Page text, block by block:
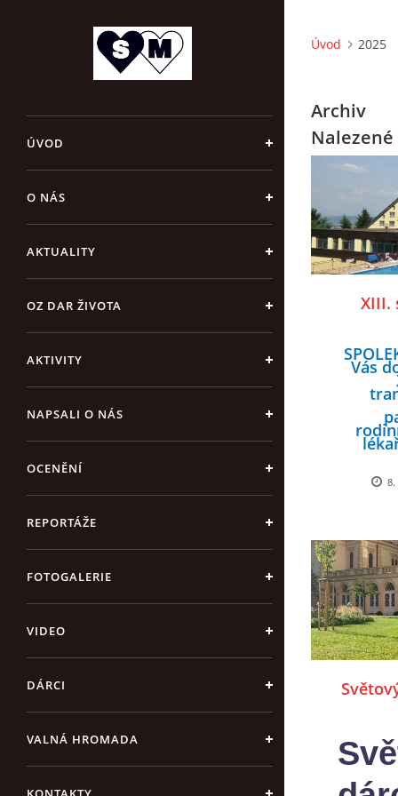
ÚVOD
O NÁS
AKTUALITY
OZ DAR ŽIVOTA
AKTIVITY
NAPSALI O NÁS
OCENĚNÍ
REPORTÁŽE
FOTOGALERIE
VIDEO
DÁRCI
VALNÁ HROMADA
Úvod 2025
Archiv
XIII.
19.
Vás
v
v
8.